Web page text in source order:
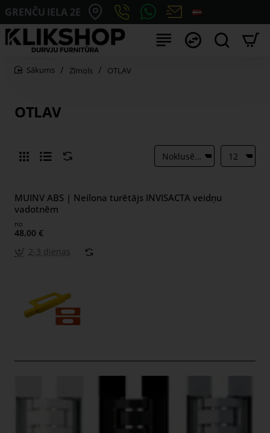
GRENČU IELA 2E
OTLAV
Zīmols OTLAV
MUINV ABS | Neilona turētājs INVISACTA veidņu
vadotnēm
no
48,00 €
2-3 dienas